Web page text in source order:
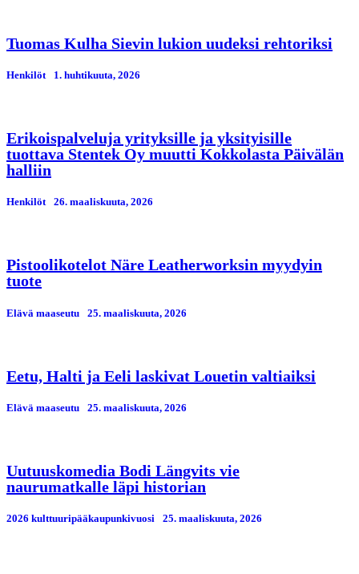
Tuomas Kulha Sievin lukion uudeksi rehtoriksi
Henkilöt 1. huhtikuuta, 2026
Erikoispalveluja yrityksille ja yksityisille
tuottava Stentek Oy muutti Kokkolasta Päivälän
halliin
Henkilöt 26. maaliskuuta, 2026
Pistoolikotelot Näre Leatherworksin myydyin
tuote
Elävä maaseutu 25. maaliskuuta, 2026
Eetu, Halti ja Eeli laskivat Louetin valtiaiksi
Elävä maaseutu 25. maaliskuuta, 2026
Uutuuskomedia Bodi Längvits vie
naurumatkalle läpi historian
2026 kulttuuripääkaupunkivuosi 25. maaliskuuta, 2026